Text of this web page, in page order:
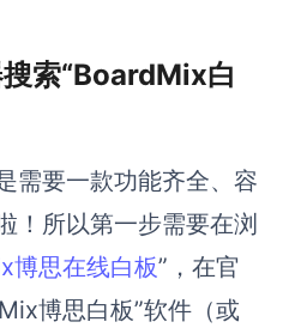
线绘图索“BoardMix白
需要一款功能齐全、容
！所以第一步需要在浏
博思在线白板”，在官
博思白板”软件（或